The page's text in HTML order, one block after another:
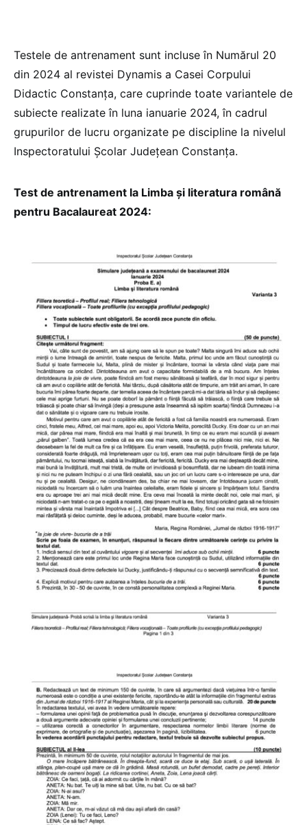
Testele de antrenament sunt incluse în Numărul 20
din 2024 al revistei Dynamis a Casei Corpului
Didactic Constanța, care cuprinde toate variantele de
subiecte realizate în luna ianuarie 2024, în cadrul
grupurilor de lucru organizate pe discipline la nivelul
Inspectoratului Școlar Județean Constanța.
Test de antrenament la Limba și literatura română
pentru Bacalaureat 2024: